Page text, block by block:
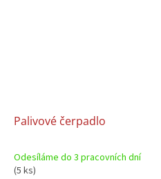
Palivové čerpadlo
Odesíláme do 3 pracovních dní
(5 ks)